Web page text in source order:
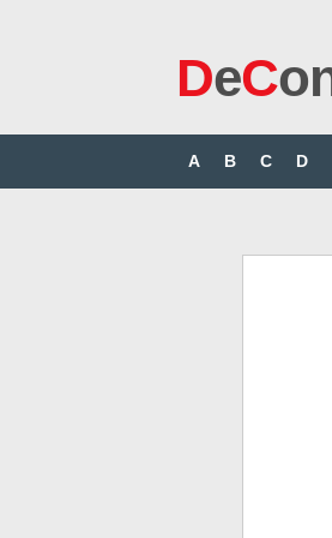
DeC
A B C D